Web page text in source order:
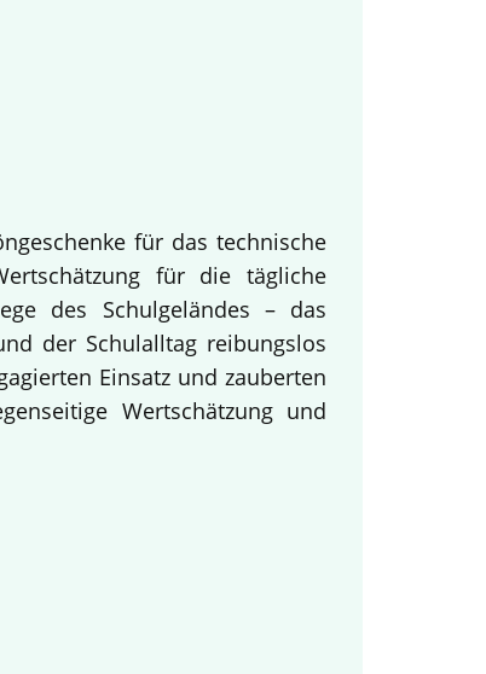
für das technische
für die tägliche
des Schulgeländes – das
der Schulalltag reibungslos
Einsatz und zauberten
Wertschätzung und